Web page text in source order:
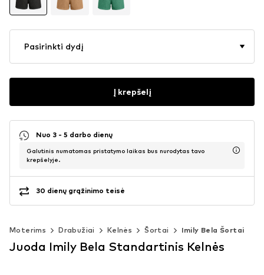
Pasirinkti dydį
Į krepšelį
Nuo 3 - 5 darbo dienų
Galutinis numatomas pristatymo laikas bus nurodytas tavo
krepšelyje.
30 dienų grąžinimo teisė
Moterims Drabužiai Kelnės Šortai Imily Bela Šortai
Juoda Imily Bela Standartinis Kelnės